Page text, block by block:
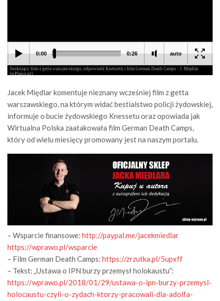
Jacek Międlar komentuje nieznany wcześniej film z getta
warszawskiego, na którym widać bestialstwo policji żydowskiej,
informuje o bucie żydowskiego Knessetu oraz opowiada jak
Wirtualna Polska zaatakowała film German Death Camps,
który od wielu miesięcy promowany jest na naszym portalu.
– Wsparcie finansowe: http://paypal.me/jacekmiedlar
https://wprawo.pl/wsparcie
– Film German Death Camps: https://zrzutka.pl/5upxff
– Tekst: „Ustawa o IPN burzy przemysł holokaustu”:
https://wprawo.pl/2018/01/29/ustawa-o-ipn-burzy-przemysl-
holocaustu-czyli-o-zydach-ktorzy-pracowali-dla-adolfa-